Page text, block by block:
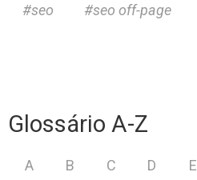
seo
seo off-page
Glossário A-Z
A B C D E